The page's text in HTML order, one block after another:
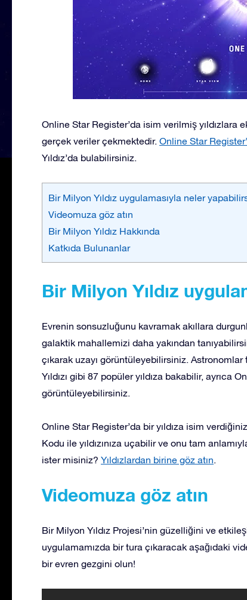
Online Star Register’da isim verilmiş yıldızlara
gerçek veriler çekmektedir. Online Star
Yıldız’da bulabilirsiniz.
Bir Milyon Yıldız uygulamasıyla neler
Videomuza göz atın
Bir Milyon Yıldız Hakkında
Katkıda Bulunanlar
Bir Milyon Yıldız
Evrenin sonsuzluğunu kavramak akıllara
galaktik mahallemizi daha yakından
çıkarak uzayı görüntüleyebilirsiniz.
Yıldızı gibi 87 popüler yıldıza bakabilir, ayrıca
görüntüleyebilirsiniz.
Online Star Register’da bir yıldıza isim
Kodu ile yıldızınıza uçabilir ve onu tam
ister misiniz? Yıldızlardan birine göz atın.
Videomuza göz atın
Bir Milyon Yıldız Projesi’nin güzelliğini ve
uygulamamızda bir tura çıkaracak aşağıdaki
bir evren gezgini olun!